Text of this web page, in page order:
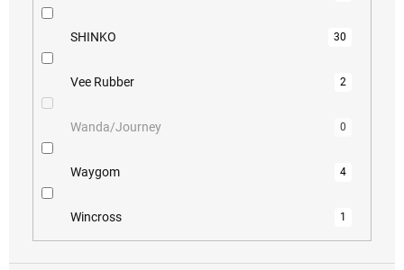
SHINKO 30
Vee Rubber 2
Wanda/Journey 0
Waygom 4
Wincross 1